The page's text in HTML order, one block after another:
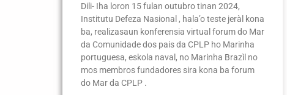
Dili- Iha loron 15 fulan outubro tinan 2024,
Institutu Defeza Nasional , hala’o teste jeràl kona
ba, realizasaun konferensia virtual forum do Mar
da Comunidade dos pais da CPLP ho Marinha
portuguesa, eskola naval, no Marinha Brazìl no
mos membros fundadores sira kona ba forum
do Mar da CPLP .